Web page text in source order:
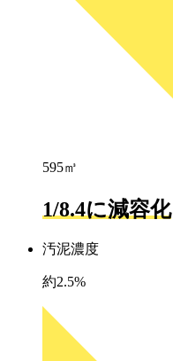
595㎥
1/8.4に減容化
汚泥濃度
約2.5%